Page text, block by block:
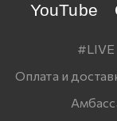
YouTube
#LIVE
Оплата и